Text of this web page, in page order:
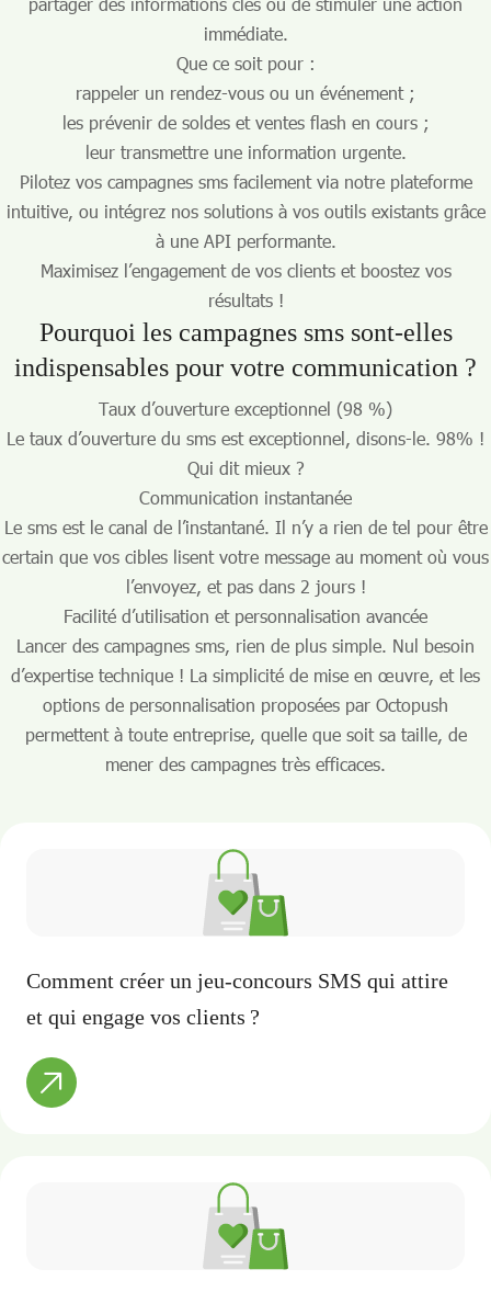
immédiate.
Que ce soit pour :
rappeler un rendez-vous ou un événement ;
les prévenir de soldes et ventes flash en cours ;
leur transmettre une information urgente.
Pilotez vos campagnes sms facilement via notre plateforme
intuitive, ou intégrez nos solutions à vos outils existants grâce
à une API performante.
Maximisez l’engagement de vos clients et boostez vos
résultats !
Pourquoi les campagnes smssont-elles
indispensables pour votre communication ?
Taux d’ouverture exceptionnel (98 %)
Le taux d’ouverture du sms est exceptionnel, disons-le. 98% !
Qui dit mieux ?
Communication instantanée
Le sms est le canal de l’instantané. Il n’y a rien de tel pour être
certain que vos cibles lisent votre message au moment où vous
l’envoyez, et pas dans 2 jours !
Facilité d’utilisation et personnalisation avancée
Lancer des campagnes sms, rien de plus simple. Nul besoin
d’expertise technique ! La simplicité de mise en œuvre, et les
options de personnalisation proposées par Octopush
permettent à toute entreprise, quelle que soit sa taille, de
mener des campagnes très efficaces.
Comment créer un jeu-concours SMS qui attire
et qui engage vos clients ?